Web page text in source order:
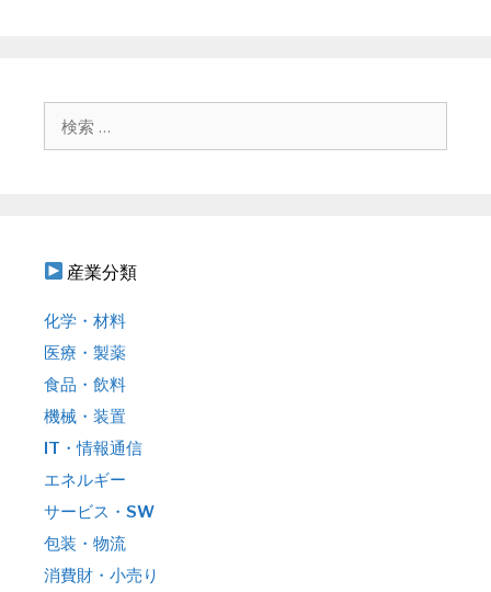
産業分類
化学・材料
医療・製薬
食品・飲料
機械・装置
IT・情報通信
エネルギー
サービス・SW
包装・物流
消費財・小売り